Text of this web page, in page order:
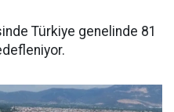
Türkiye genelinde 81